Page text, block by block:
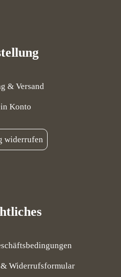
& Versand
Konto
widerrufen
Widerrufsformular